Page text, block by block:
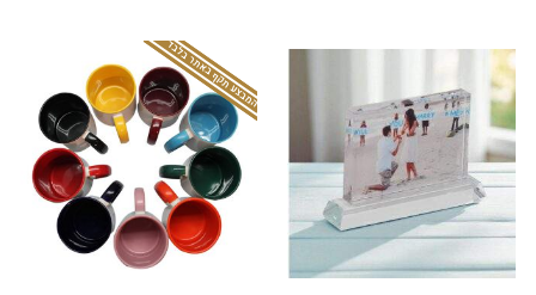
המבצע תקף באתר בלבד